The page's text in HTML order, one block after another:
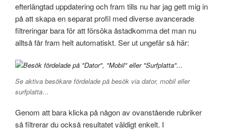
efterlängtad uppdatering och fram tills nu har jag gett mig in
på att skapa en separat profil med diverse avancerade
filtreringar bara för att försöka åstadkomma det man nu
alltså får fram helt automatiskt. Ser ut ungefär så här:
Se aktiva besökare fördelade på besök via dator, mobil eller
surfplatta…
Genom att bara klicka på någon av ovanstående rubriker
så filtrerar du också resultatet väldigt enkelt. I